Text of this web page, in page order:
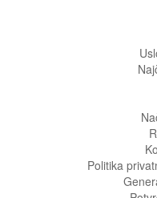
Politika